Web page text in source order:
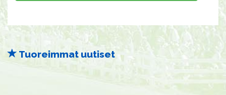
Tuoreimmat uutiset